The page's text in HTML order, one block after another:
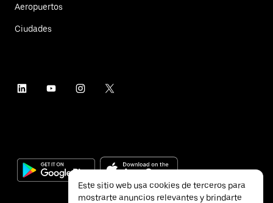
Aeropuertos
Ciudades
Este sitio web usa cookies de terceros para
mostrarte anuncios relevantes y brindarte